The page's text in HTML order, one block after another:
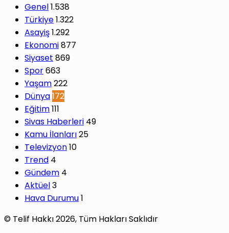
Genel1.538
Türkiye1.322
Asayiş1.292
Ekonomi877
Siyaset 869
Spor663
Yaşam222
Dünya172
Eğitim111
Sivas Haberleri 49
Kamu İlanları25
Televizyon10
Trend 4
Gündem 4
Aktüel3
Hava Durumu1
© Telif Hakkı 2026, Tüm Hakları Saklıdır